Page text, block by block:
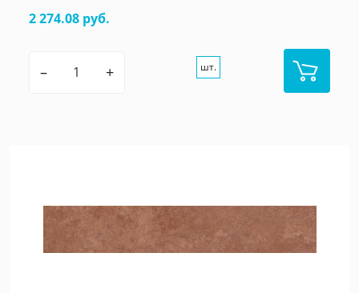
2 274.08 руб.
– + шт.